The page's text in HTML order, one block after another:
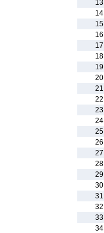
13
14
15
16
17
18
19
20
21
22
23
24
25
26
27
28
29
30
31
32
33
34